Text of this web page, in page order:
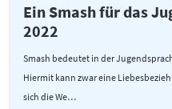
Ein Smash für das
2022
Smash bedeutet in der
Hiermit kann zwar eine
sich die We…